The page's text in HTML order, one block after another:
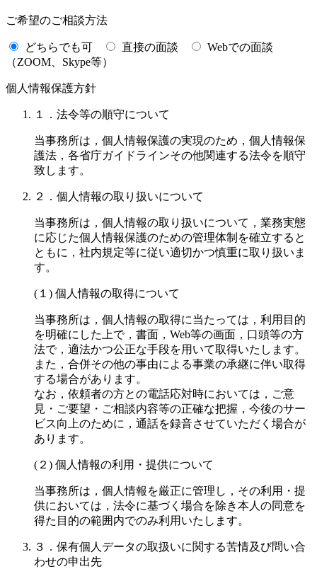
ご希望のご相談方法
どちらでも可 直接の面談
Webでの面談
（ZOOM、Skype等）
個人情報保護方針
１．法令等の順守について
当事務所は，個人情報保護の実現のため，個人情報保
護法，各省庁ガイドラインその他関連する法令を順守
致します。
２．個人情報の取り扱いについて
当事務所は，個人情報の取り扱いについて，業務実態
に応じた個人情報保護のための管理体制を確立すると
ともに，社内規定等に従い適切かつ慎重に取り扱いま
す。
(１) 個人情報の取得について
当事務所は，個人情報の取得に当たっては，利用目的
を明確にした上で，書面，Web等の画面，口頭等の方
法で，適法かつ公正な手段を用いて取得いたします。
また，合併その他の事由による事業の承継に伴い取得
する場合があります。
なお，依頼者の方との電話応対時においては，ご意
見・ご要望・ご相談内容等の正確な把握，今後のサー
ビス向上のために，通話を録音させていただく場合が
あります。
(２) 個人情報の利用・提供について
当事務所は，個人情報を厳正に管理し，その利用・提
供においては，法令に基づく場合を除き本人の同意を
得た目的の範囲内でのみ利用いたします。
３．保有個人データの取扱いに関する苦情及び問い合
わせの申出先